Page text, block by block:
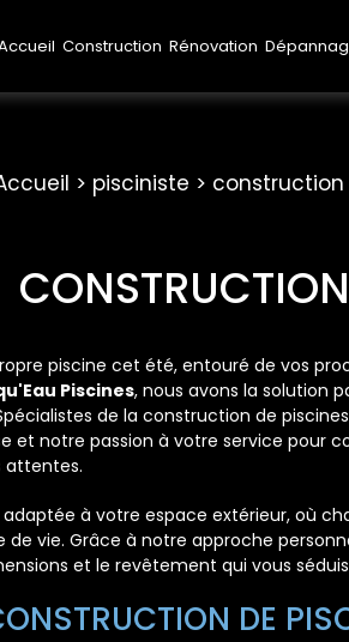
Construction Rénovation
pisciniste
piscine cet été, entouré de vos
Piscines, nous avons la solution
de la construction de
et notre passion à votre service pour
attentes.
à votre espace extérieur, où
vie. Grâce à notre approche
et le revêtement qui vous
DE